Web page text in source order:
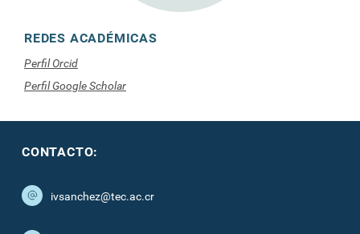
REDES ACADÉMICAS
Perfil Orcid
Perfil Google Scholar
CONTACTO:
ivsanchez@tec.ac.cr